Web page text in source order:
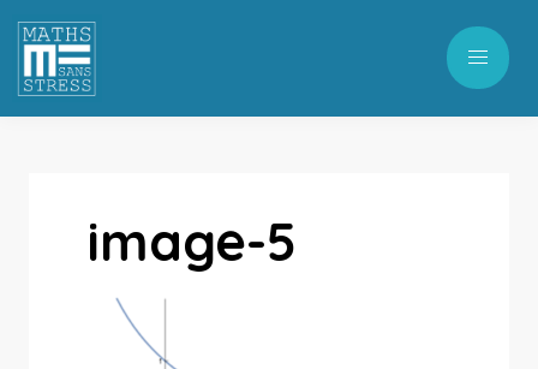
image-5